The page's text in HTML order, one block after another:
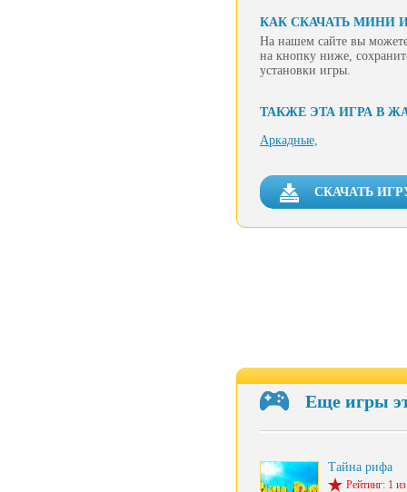
КАК СКАЧАТЬ МИНИ
На нашем сайте вы
на кнопку ниже,
установки игры.
ТАКЖЕ ЭТА ИГРА В
Аркадные,
СКАЧАТЬ
Еще игры
Тайна рифа
Рейтинг: 1